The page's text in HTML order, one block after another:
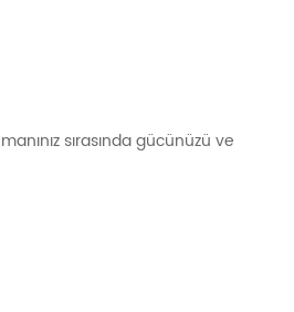
sırasında gücünüzü ve